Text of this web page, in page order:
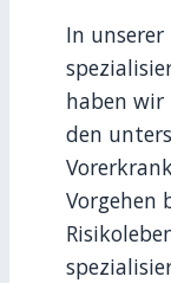
In
haben
den
Vorgehen